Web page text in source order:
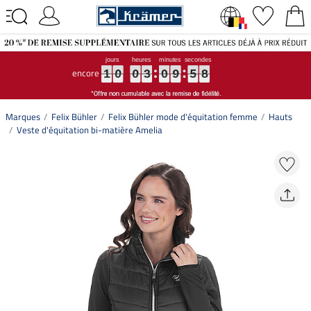
encore 1
1
1
1 0
0
0
0 0
0
0
0 3
3
3
3 0
0
0
0 9
9
9
9 5
5
5
5 7
8
7
8
Marques Felix Bühler Felix Bühler mode d'équitation femme
Hauts
Veste d'équitation bi-matière Amelia